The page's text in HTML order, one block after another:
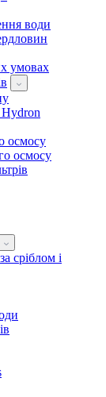
води
умовах
осмосу
осмосу
сріблом і